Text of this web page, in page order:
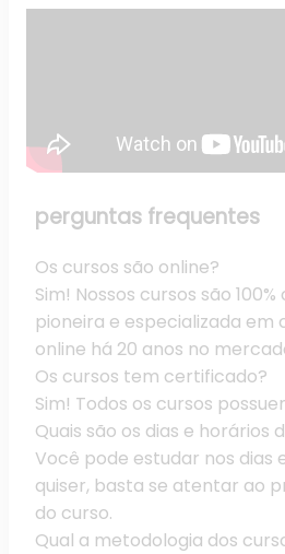
perguntas frequentes
Os cursos são online?
Sim! Nossos cursos são
pioneira e especializada em
online há 20 anos no
Os cursos tem certificado?
Sim! Todos os cursos
Quais são os dias e horários
Você pode estudar nos dias
quiser, basta se atentar ao
do curso.
Qual a metodologia dos